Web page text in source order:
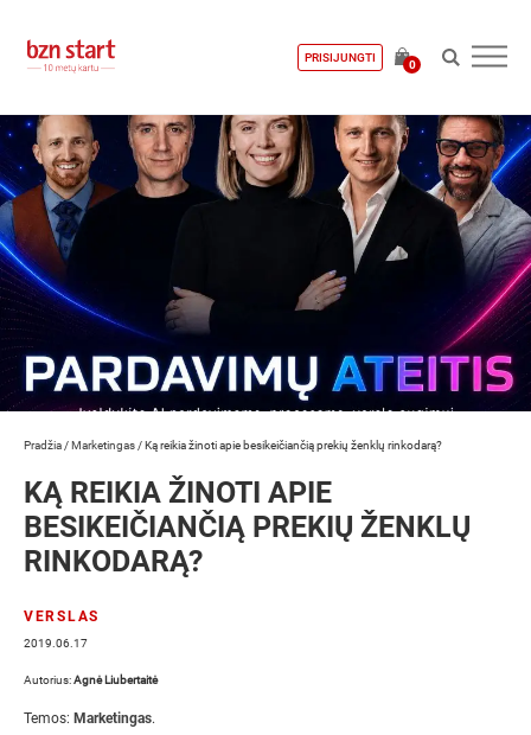
PRISIJUNGTI
0
Pradžia /Marketingas /Ką reikia žinoti apie besikeičiančią prekių ženklų rinkodarą?
KĄ REIKIA ŽINOTI APIE
BESIKEIČIANČIĄ PREKIŲ ŽENKLŲ
RINKODARĄ?
VERSLAS
2019.06.17
Autorius:Agnė Liubertaitė
Temos: Marketingas.